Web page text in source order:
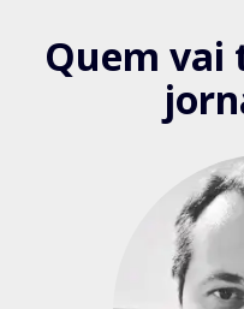
Quem vai